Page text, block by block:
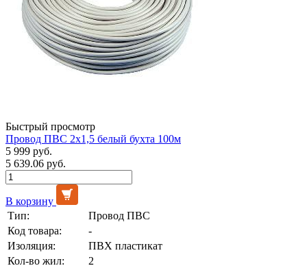
Быстрый просмотр
Провод ПВС 2х1,5 белый бухта 100м
5 999 руб.
5 639.06 руб.
В корзину
Тип:
Провод ПВС
Код товара:
-
Изоляция:
ПВХ пластикат
Кол-во жил:
2